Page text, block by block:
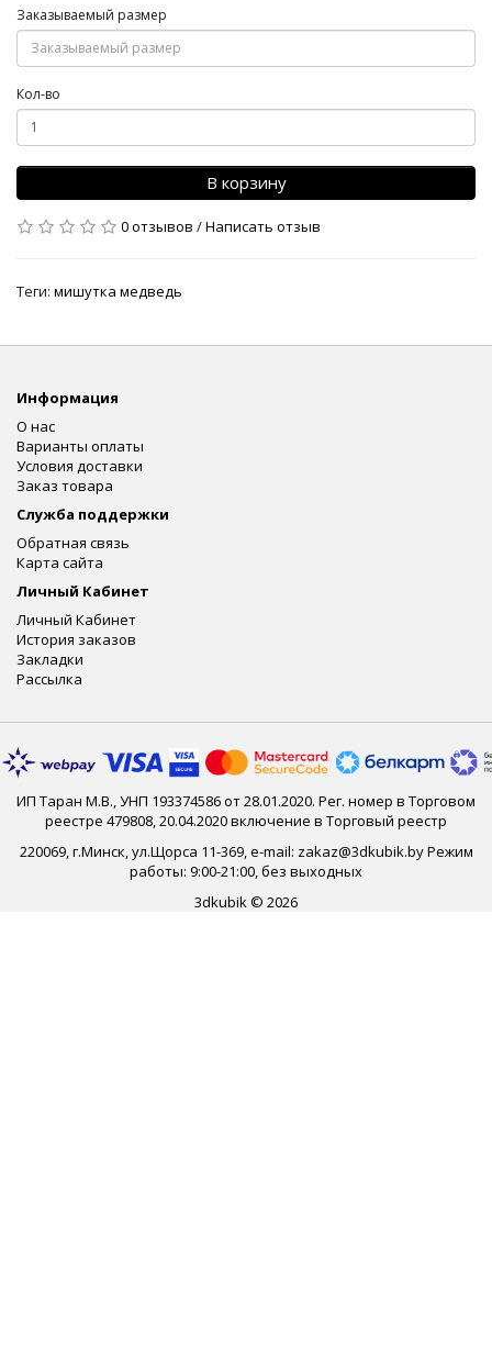
Заказываемый размер
Кол-во
В корзину
0 отзывов /Написать отзыв
Теги: мишутка медведь
Информация
О нас
Варианты оплаты
Условия доставки
Заказ товара
Служба поддержки
Обратная связь
Карта сайта
Личный Кабинет
Личный Кабинет
История заказов
Закладки
Рассылка
ИП Таран М.В., УНП 193374586 от 28.01.2020. Рег. номер в Торговом
реестре 479808, 20.04.2020 включение в Торговый реестр
220069, г.Минск, ул.Щорса 11-369, e-mail: zakaz@3dkubik.by Режим
работы: 9:00-21:00, без выходных
3dkubik © 2026